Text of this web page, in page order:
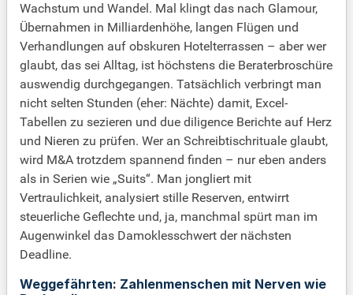
Wachstum und Wandel. Mal klingt das nach Glamour,
Übernahmen in Milliardenhöhe, langen Flügen und
Verhandlungen auf obskuren Hotelterrassen – aber wer
glaubt, das sei Alltag, ist höchstens die Beraterbroschüre
auswendig durchgegangen. Tatsächlich verbringt man
nicht selten Stunden (eher: Nächte) damit, Excel-
Tabellen zu sezieren und due diligence Berichte auf Herz
und Nieren zu prüfen. Wer an Schreibtischrituale glaubt,
wird M&A trotzdem spannend finden – nur eben anders
als in Serien wie „Suits“. Man jongliert mit
Vertraulichkeit, analysiert stille Reserven, entwirrt
steuerliche Geflechte und, ja, manchmal spürt man im
Augenwinkel das Damoklesschwert der nächsten
Deadline.
Weggefährten: Zahlenmenschen mit Nerven wie